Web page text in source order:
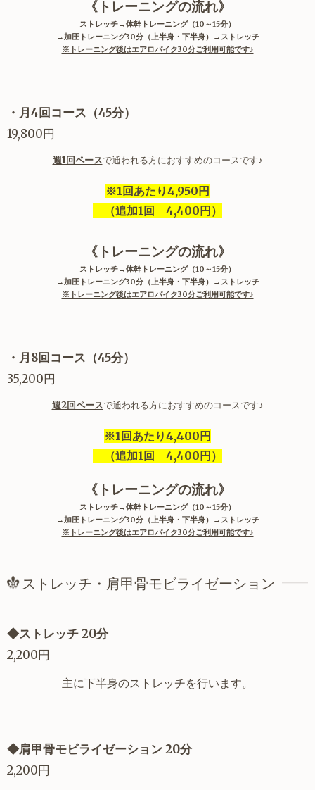
《トレーニングの流れ》
ストレッチ→体幹トレーニング（10～15分）
→加圧トレーニング30分（上半身・下半身）→ストレッチ
※トレーニング後はエアロバイク30分ご利用可能です♪
・月4回コース（45分）
19,800円
週1回ペースで通われる方におすすめのコースです♪
※1回あたり4,950円
（追加1回 4,400円）
《トレーニングの流れ》
ストレッチ→体幹トレーニング（10～15分）
→加圧トレーニング30分（上半身・下半身）→ストレッチ
※トレーニング後はエアロバイク30分ご利用可能です♪
・月8回コース（45分）
35,200円
週2回ペースで通われる方におすすめのコースです♪
※1回あたり4,400円
（追加1回 4,400円）
《トレーニングの流れ》
ストレッチ→体幹トレーニング（10～15分）
→加圧トレーニング30分（上半身・下半身）→ストレッチ
※トレーニング後はエアロバイク30分ご利用可能です♪
ストレッチ・肩甲骨モビライゼーション
◆ストレッチ 20分
2,200円
主に下半身のストレッチを行います。
◆肩甲骨モビライゼーション 20分
2,200円